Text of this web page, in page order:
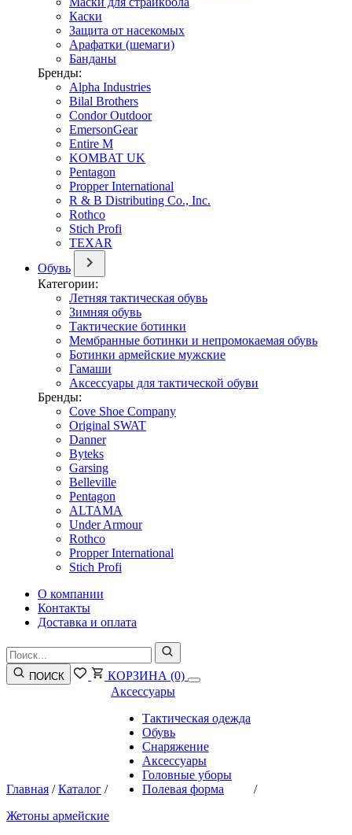
Каски
Защита от насекомых
Арафатки (шемаги)
Банданы
Бренды:
Alpha Industries
Bilal Brothers
Condor Outdoor
EmersonGear
Entire M
KOMBAT UK
Pentagon
Propper International
R & B Distributing Co., Inc.
Rothco
Stich Profi
TEXAR
Обувь
Категории:
Летняя тактическая обувь
Зимняя обувь
Тактические ботинки
Мембранные ботинки и непромокаемая обувь
Ботинки армейские мужские
Гамаши
Аксессуары для тактической обуви
Бренды:
Cove Shoe Company
Original SWAT
Danner
Byteks
Garsing
Belleville
Pentagon
ALTAMA
Under Armour
Rothco
Propper International
Stich Profi
О компании
Контакты
Доставка и оплата
ПОИСК КОРЗИНА (0)
Главная /Каталог /
Аксессуары
Тактическая одежда
Обувь
Снаряжение
Аксессуары
Головные уборы
Полевая форма
/
Жетоны армейские